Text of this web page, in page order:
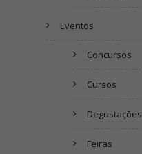
Eventos
Concursos
Cursos
Degustações
Feiras